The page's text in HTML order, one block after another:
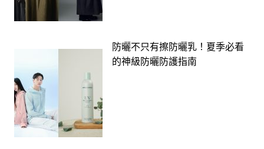
防曬不只有擦防曬乳！夏季必看
的神級防曬防護指南